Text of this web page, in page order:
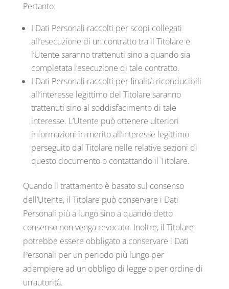
Pertanto:
I Dati Personali raccolti per scopi collegati
all’esecuzione di un contratto tra il Titolare e
l’Utente saranno trattenuti sino a quando sia
completata l’esecuzione di tale contratto.
I Dati Personali raccolti per finalità riconducibili
all’interesse legittimo del Titolare saranno
trattenuti sino al soddisfacimento di tale
interesse. L’Utente può ottenere ulteriori
informazioni in merito all’interesse legittimo
perseguito dal Titolare nelle relative sezioni di
questo documento o contattando il Titolare.
Quando il trattamento è basato sul consenso
dell’Utente, il Titolare può conservare i Dati
Personali più a lungo sino a quando detto
consenso non venga revocato. Inoltre, il Titolare
potrebbe essere obbligato a conservare i Dati
Personali per un periodo più lungo per
adempiere ad un obbligo di legge o per ordine di
un’autorità.